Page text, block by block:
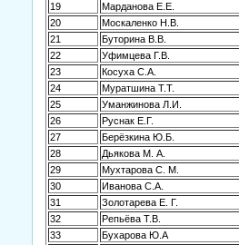
19
Марданова Е.Е.
20
Москаленко Н.В.
21
Буторина В.В.
22
Уфимцева Г.В.
23
Косуха С.А.
24
Муратшина Т.Т.
25
Уманжинова Л.И.
26
Руснак Е.Г.
27
Берёзкина Ю.Б.
28
Дьякова М. А.
29
Мухтарова С. М.
30
Иванова С.А.
31
Золотарева Е. Г.
32
Репьёва Т.В.
33
Бухарова Ю.А